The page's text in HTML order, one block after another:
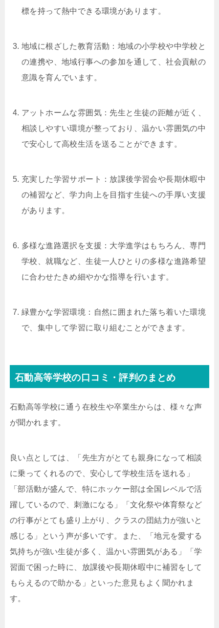
標を持って熱中できる環境があります。
地域に根ざした教育活動：地域の小学校や中学校と
の連携や、地域行事への参加を通して、社会貢献の
意識を育んでいます。
アットホームな雰囲気：先生と生徒の距離が近く、
相談しやすい環境が整っており、温かい雰囲気の中
で安心して高校生活を送ることができます。
充実した学習サポート：放課後学習会や長期休暇中
の補習など、学力向上を目指す生徒への手厚い支援
があります。
多様な進路選択を支援：大学進学はもちろん、専門
学校、就職など、生徒一人ひとりの多様な進路希望
に合わせたきめ細やかな指導を行います。
緑豊かな学習環境：自然に囲まれた落ち着いた環境
で、集中して学習に取り組むことができます。
石動高等学校の口コミ・評判のまとめ
石動高等学校に通う在校生や卒業生からは、様々な声
が聞かれます。
良い点としては、「先生方がとても親身になって相談
に乗ってくれるので、安心して学校生活を送れる」
「部活動が盛んで、特にホッケー部は全国レベルで活
躍しているので、刺激になる」「文化祭や体育祭など
の行事がとても盛り上がり、クラスの団結力が強いと
感じる」という声が多いです。また、「地元を愛する
気持ちが強い生徒が多く、温かい雰囲気がある」「学
習面で困った時に、放課後や長期休暇中に補習をして
もらえるので助かる」といった意見もよく聞かれま
す。